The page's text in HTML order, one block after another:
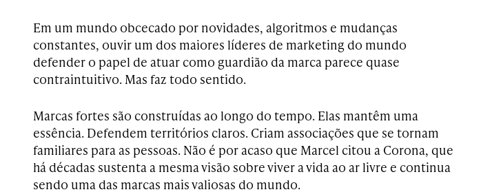
Em um mundo obcecado por novidades, algoritmos e mudanças
constantes, ouvir um dos maiores líderes de marketing do mundo
defender o papel de atuar como guardião da marca parece quase
contraintuitivo. Mas faz todo sentido.
Marcas fortes são construídas ao longo do tempo. Elas mantêm uma
essência. Defendem territórios claros. Criam associações que se tornam
familiares para as pessoas. Não é por acaso que Marcel citou a Corona, que
há décadas sustenta a mesma visão sobre viver a vida ao ar livre e continua
sendo uma das marcas mais valiosas do mundo.